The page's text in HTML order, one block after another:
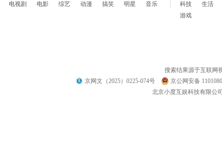
电视剧 电影 综艺 动漫 搞笑 明星 音乐 科技
生活
游戏
搜索结果源于互联网
京网文（2025）0225-074号
京公网安备
北京小度互娱科技有限公